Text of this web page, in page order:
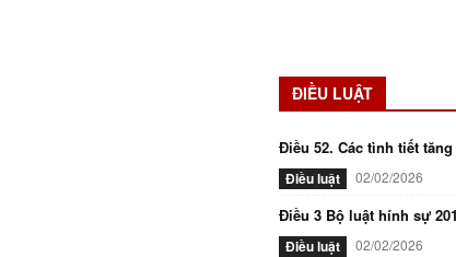
ĐIỀU LUẬT
Điều 52. Các tình tiết
Điều luật 02/02/2026
Điều 3 Bộ luật hính sự
Điều luật 02/02/2026